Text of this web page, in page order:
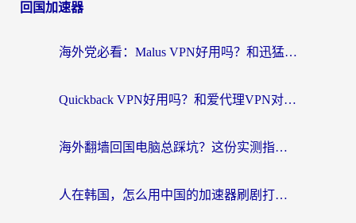
回国加速器
海外党必看：Malus VPN好用吗？和迅猛兔VPN对比哪个回国效果更好？附真实体验与避坑指南
Quickback VPN好用吗？和爱代理VPN对比哪个回国效果更好？
海外翻墙回国电脑总踩坑？这份实测指南帮你选对加速器（附ChickCNinitapMalus对比）
人在韩国，怎么用中国的加速器刷剧打游戏？这份真实体验指南给你答案